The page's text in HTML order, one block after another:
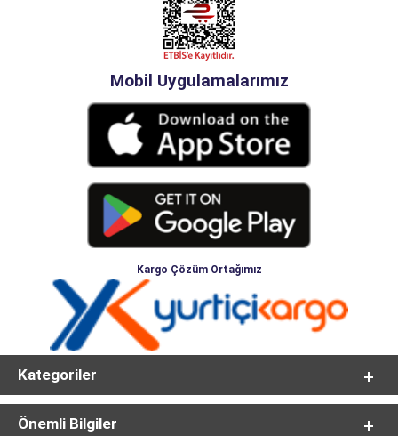
Mobil Uygulamalarımız
Kargo Çözüm Ortağımız
Kategoriler
Önemli Bilgiler